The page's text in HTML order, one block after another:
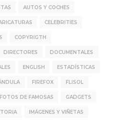
AUTOS Y COCHES
CELEBRITIES
COPYRIGTH
DIRECTORES DOCUMENTALES
ENGLISH ESTADÍSTICAS
FIREFOX FLISOL
FOTOS DE FAMOSAS GADGETS
IMÁGENES Y VIÑETAS